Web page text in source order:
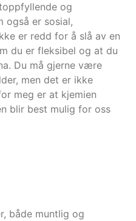
og
også er sosial,
er redd for å slå av en
du er fleksibel og at du
Du må gjerne være
men det er ikke
meg er at kjemien
blir best mulig for oss
både muntlig og